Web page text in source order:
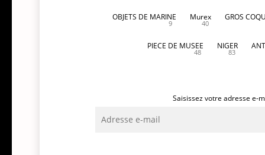
OBJETS DE MARINE
9
Murex
40
GROS
PIECE DE MUSEE
48
NIGER
83
Saisissez votre adresse e-